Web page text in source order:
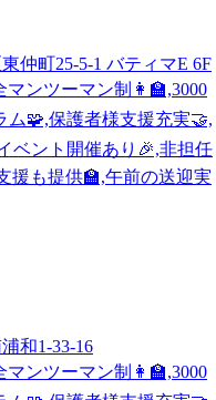
仲町25-5-1 バティマE 6F
ンツーマン制👩‍🏫,3000
🧩,保護者様支援充実🤝,
ベント開催あり🎉,非担任
援も提供🏫,午前の送迎実
和1-33-16
ンツーマン制👩‍🏫,3000